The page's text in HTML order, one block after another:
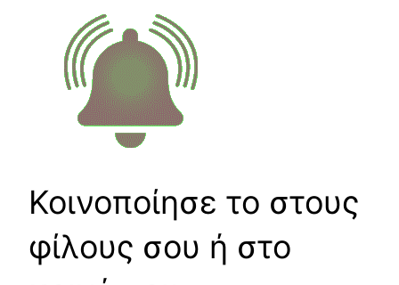
Κοινοποίησε το στους
φίλους σου ή στο